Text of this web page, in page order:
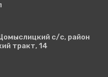
с/с, район
тракт, 14